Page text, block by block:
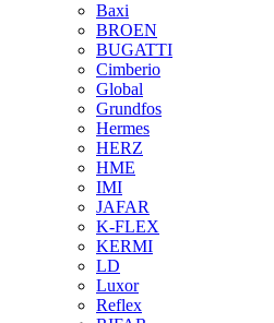
Baxi
BROEN
BUGATTI
Cimberio
Global
Grundfos
Hermes
HERZ
HME
IMI
JAFAR
K-FLEX
KERMI
LD
Luxor
Reflex